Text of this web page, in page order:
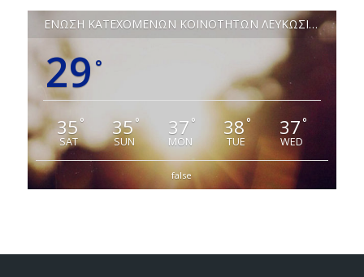
ΕΝΩΣΗ ΚΑΤΕΧΟΜΕΝΩΝ ΚΟΙΝΟΤΗΤΩΝ ΛΕΥΚΩΣΙΑΣ
29 °
35°
SAT
35°
SUN
37 °
MON
38 °
TUE
37°
WED
false